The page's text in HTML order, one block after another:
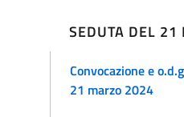
SEDUTA DEL
Convocazione e
21 marzo 2024